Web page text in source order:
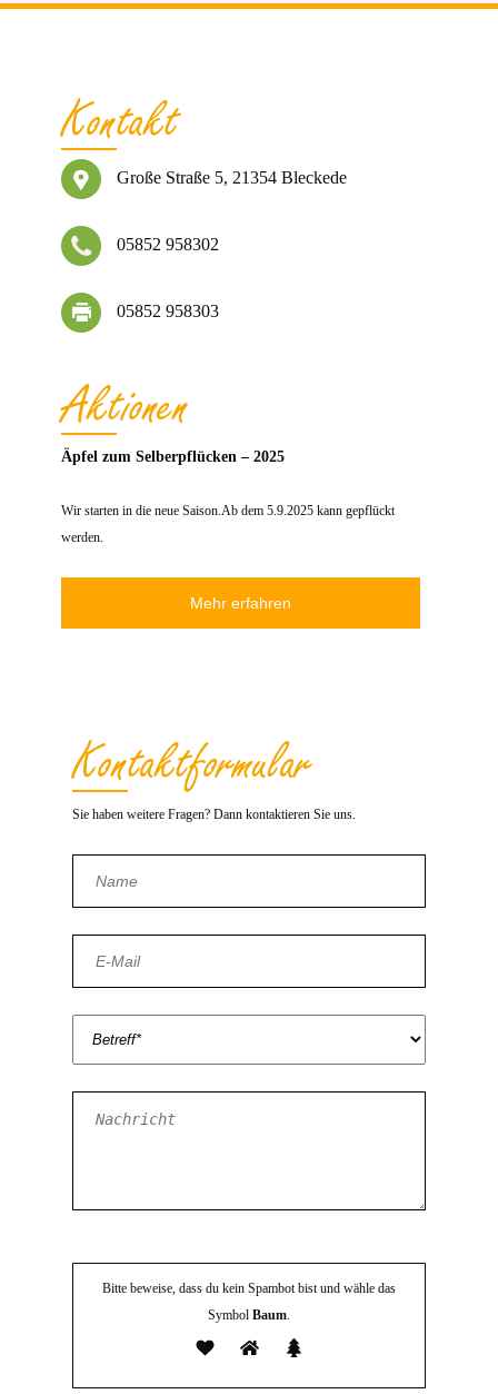
Kontakt
Große Straße 5, 21354 Bleckede
05852 958302
05852 958303
Aktionen
Äpfel zum Selberpflücken – 2025
Wir starten in die neue Saison.Ab dem 5.9.2025 kann gepflückt
werden.
Mehr erfahren
Kontakt­formular
Sie haben weitere Fragen? Dann kontaktieren Sie uns.
Bitte beweise, dass du kein Spambot bist und wähle das
Symbol Baum.